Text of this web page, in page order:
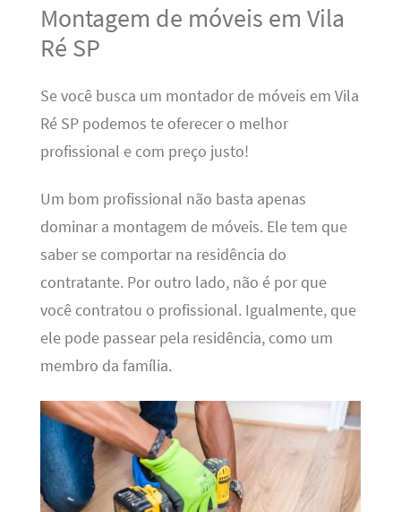
Montagem de móveis em Vila
Ré SP
Se você busca um montador de móveis em Vila
Ré SP podemos te oferecer o melhor
profissional e com preço justo!
Um bom profissional não basta apenas
dominar a montagem de móveis. Ele tem que
saber se comportar na residência do
contratante. Por outro lado, não é por que
você contratou o profissional. Igualmente, que
ele pode passear pela residência, como um
membro da família.